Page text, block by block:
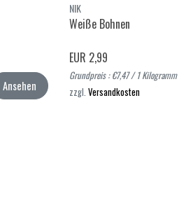
Ansehen
NIK
Weiße Bohnen
EUR 2,99
Grundpreis : €7,47 / 1 Kilogramm
zzgl. Versandkosten